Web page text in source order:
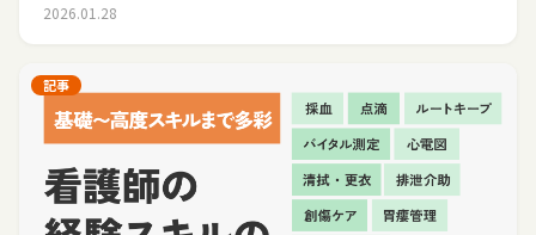
2026.01.28
記事